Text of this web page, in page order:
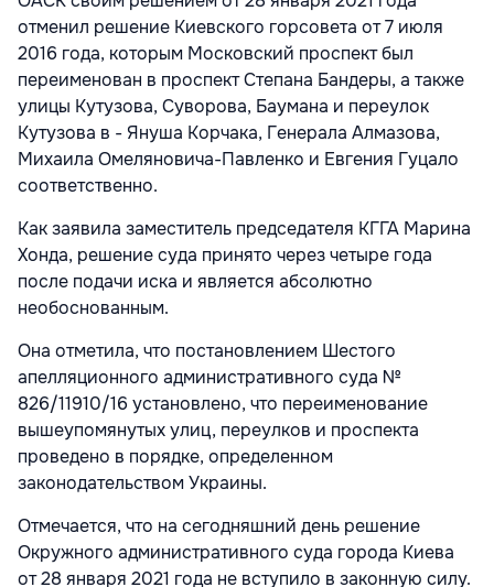
отменил решение Киевского горсовета от 7 июля
2016 года, которым Московский проспект был
переименован в проспект Степана Бандеры, а также
улицы Кутузова, Суворова, Баумана и переулок
Кутузова в - Януша Корчака, Генерала Алмазова,
Михаила Омеляновича-Павленко и Евгения Гуцало
соответственно.
Как заявила заместитель председателя КГГА Марина
Хонда, решение суда принято через четыре года
после подачи иска и является абсолютно
необоснованным.
Она отметила, что постановлением Шестого
апелляционного административного суда №
826/11910/16 установлено, что переименование
вышеупомянутых улиц, переулков и проспекта
проведено в порядке, определенном
законодательством Украины.
Отмечается, что на сегодняшний день решение
Окружного административного суда города Киева
от 28 января 2021 года не вступило в законную силу.